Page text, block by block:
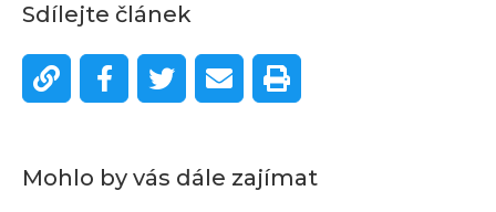
Sdílejte článek
Mohlo by vás dále zajímat